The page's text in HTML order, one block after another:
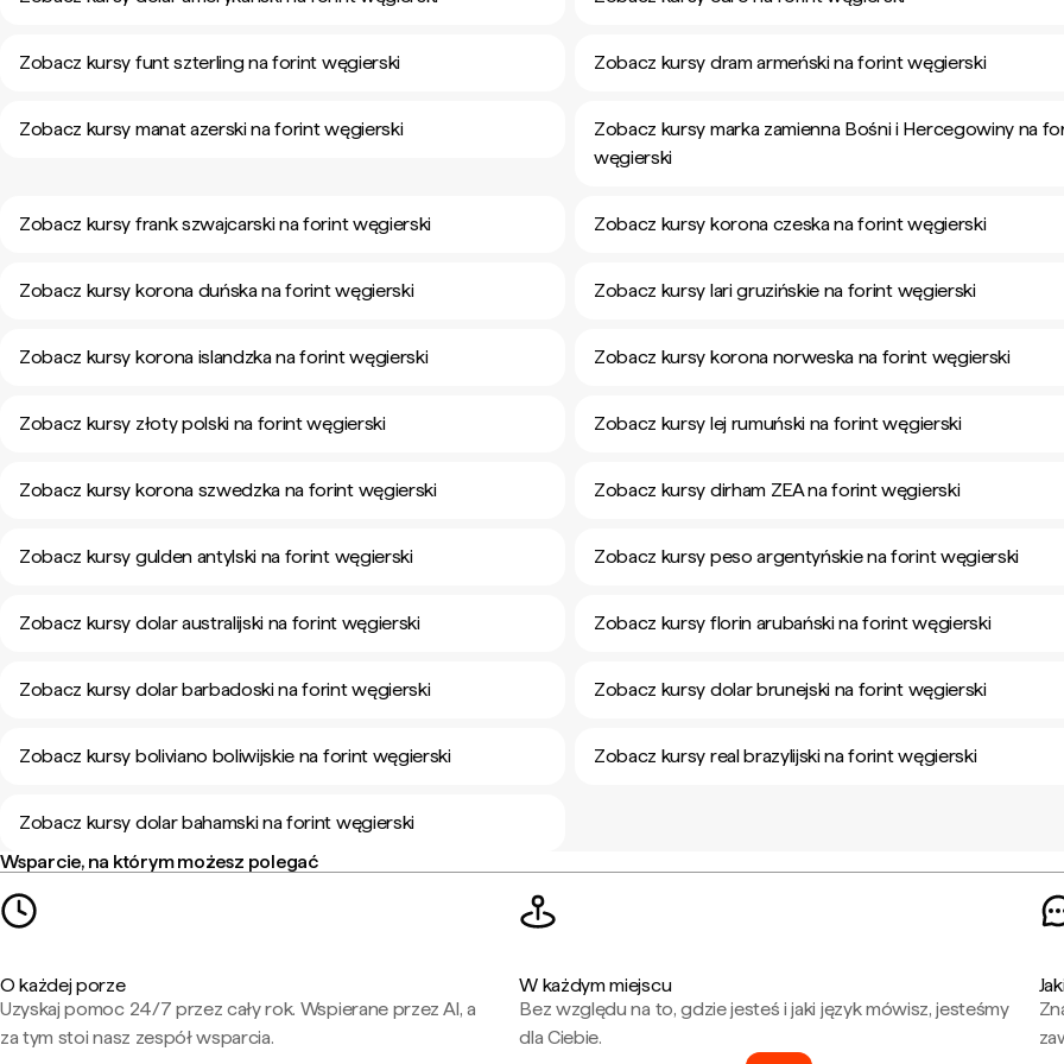
Zobacz kursy funt szterling na forint węgierski Zobacz kursy dram armeński na forint węgierski
Zobacz kursy manat azerski na forint węgierski
Zobacz kursy marka zamienna Bośni i Hercegowiny na
węgierski
Zobacz kursy frank szwajcarski na forint węgierski Zobacz kursy korona czeska na forint węgierski
Zobacz kursy korona duńska na forint węgierski Zobacz kursy lari gruzińskie na forint węgierski
Zobacz kursy korona islandzka na forint węgierski Zobacz kursy korona norweska na forint węgierski
Zobacz kursy złoty polski na forint węgierski Zobacz kursy lej rumuński na forint węgierski
Zobacz kursy korona szwedzka na forint węgierski Zobacz kursy dirham ZEA na forint węgierski
Zobacz kursy gulden antylski na forint węgierski Zobacz kursy peso argentyńskie na forint węgierski
Zobacz kursy dolar australijski na forint węgierski Zobacz kursy florin arubański na forint węgierski
Zobacz kursy dolar barbadoski na forint węgierski Zobacz kursy dolar brunejski na forint węgierski
Zobacz kursy boliviano boliwijskie na forint węgierski Zobacz kursy real brazylijski na forint węgierski
Zobacz kursy dolar bahamski na forint węgierski
Wsparcie, na którym możesz polegać
O każdej porze
Uzyskaj pomoc 24/7 przez cały rok. Wspierane przez AI, a
za tym stoi nasz zespół wsparcia.
W każdym miejscu
Bez względu na to, gdzie jesteś i jaki język mówisz, jesteśmy
dla Ciebie.